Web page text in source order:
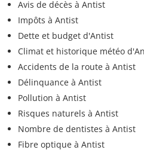
Avis de décès à Antist
Impôts à Antist
Dette et budget d'Antist
Climat et historique météo
Accidents de la route à Antist
Délinquance à Antist
Pollution à Antist
Risques naturels à Antist
Nombre de dentistes à Antist
Fibre optique à Antist